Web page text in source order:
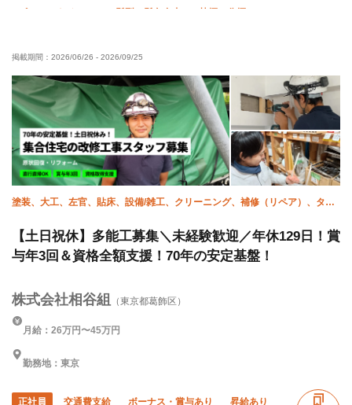
ピアス・ネイルOK 髪型・髪色自由 禁煙・分煙
年齢不問 50代以上活躍中
女性活躍中 残業ゼロ 直帰・直行OK 夏季休暇
年末年始休暇 転勤なし 車・バイク通勤OK
掲載期間： 2026/06/26 - 2026/09/25
塗装、大工、左官、貼床、設備/雑工、クリーニング、補修（リペア）、タイ
【土日祝休】多能工募集＼未経験歓迎／年休129日！賞
与年3回＆資格全額支援！70年の安定基盤！
株式会社相谷組 （東京都葛飾区）
月給：26万円〜45万円
勤務地：東京
正社員 交通費支給 ボーナス・賞与あり 昇給あり